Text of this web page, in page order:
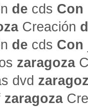
de cds Con
Creación
de cds Con
zaragoza
dvd
zaragoza